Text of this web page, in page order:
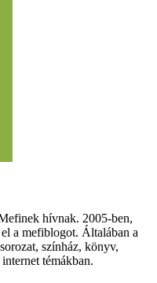
hívnak. 2005-ben,
a mefiblogot. Általában a
színház, könyv,
témákban.